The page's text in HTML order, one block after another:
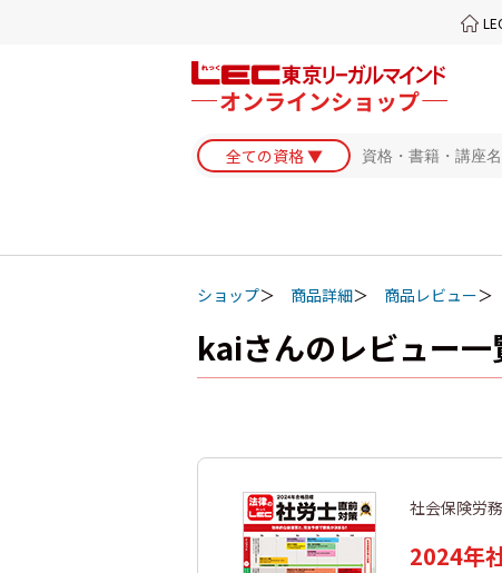
ショップ 商品詳細 商品レビュー
kaiさんのレビュー一
社会保険労
2024年